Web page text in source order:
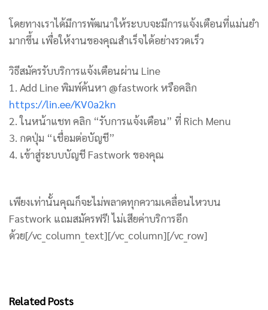
โดยทางเราได้มีการพัฒนาให้ระบบจะมีการแจ้งเตือนที่แม่นยำ
มากขึ้น เพื่อให้งานของคุณสำเร็จได้อย่างรวดเร็ว
วิธีสมัครรับบริการแจ้งเตือนผ่าน Line
1. Add Line พิมพ์ค้นหา @fastwork หรือคลิก
https://lin.ee/KV0a2kn
2. ในหน้าแชท คลิก “รับการแจ้งเตือน” ที่ Rich Menu
3. กดปุ่ม “เชื่อมต่อบัญชี”
4. เข้าสู่ระบบบัญชี Fastwork ของคุณ
เพียงเท่านั้นคุณก็จะไม่พลาดทุกความเคลื่อนไหวบน
Fastwork แถมสมัครฟรี! ไม่เสียค่าบริการอีก
ด้วย[/vc_column_text][/vc_column][/vc_row]
Related Posts